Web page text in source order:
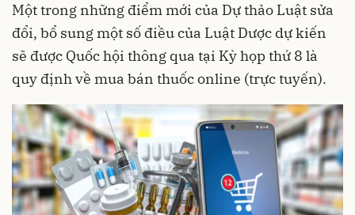
Một trong những điểm mới của Dự thảo Luật sửa
đổi, bổ sung một số điều của Luật Dược dự kiến
sẽ được Quốc hội thông qua tại Kỳ họp thứ 8 là
quy định về mua bán thuốc online (trực tuyến).